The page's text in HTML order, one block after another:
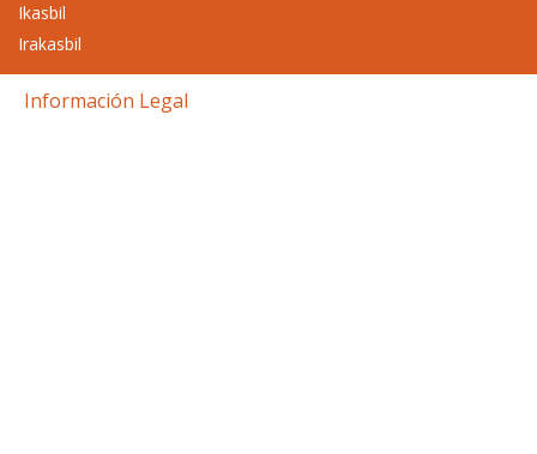
Ikasbil
Irakasbil
Información Legal